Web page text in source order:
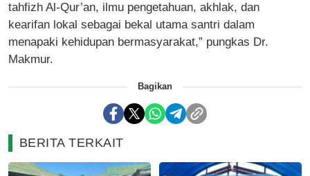
tahfizh Al-Qur’an, ilmu pengetahuan, akhlak, dan
kearifan lokal sebagai bekal utama santri dalam
menapaki kehidupan bermasyarakat,” pungkas Dr.
Makmur.
Bagikan
BERITA TERKAIT